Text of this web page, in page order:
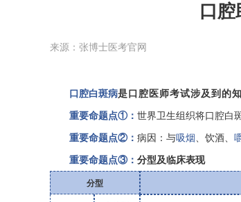
口
来源：张博士医考官网
口腔白斑病是口腔医师考试涉及到的
重要命题点①： 世界卫生组织将口腔白
重要命题点②： 病因：与吸烟 、饮酒、
重要命题点③： 分型及临床表现
分型